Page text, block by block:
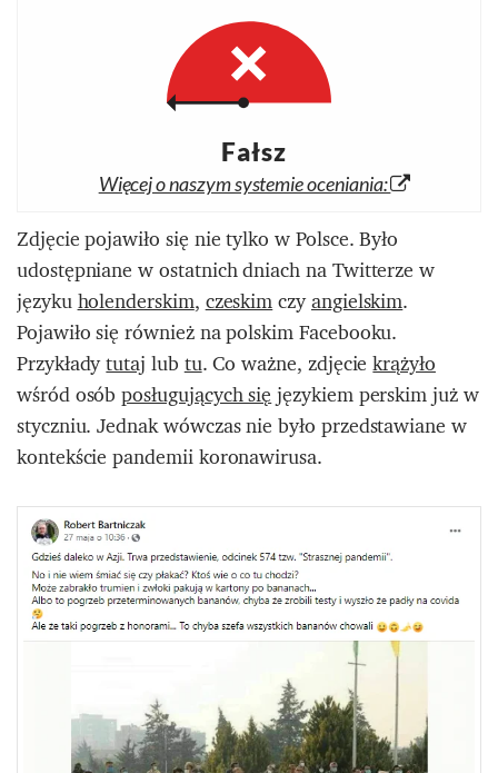
Fałsz
Więcej o naszym systemie oceniania:
Zdjęcie pojawiło się nie tylko w Polsce. Było
udostępniane w ostatnich dniach na Twitterze w
językuholenderskim,czeskimczyangielskim.
Pojawiło się również na polskim Facebooku.
Przykładytutajlubtu. Co ważne, zdjęciekrążyło
wśród osóbposługujących sięjęzykiem perskim już w
styczniu. Jednak wówczas nie było przedstawiane w
kontekście pandemii koronawirusa.